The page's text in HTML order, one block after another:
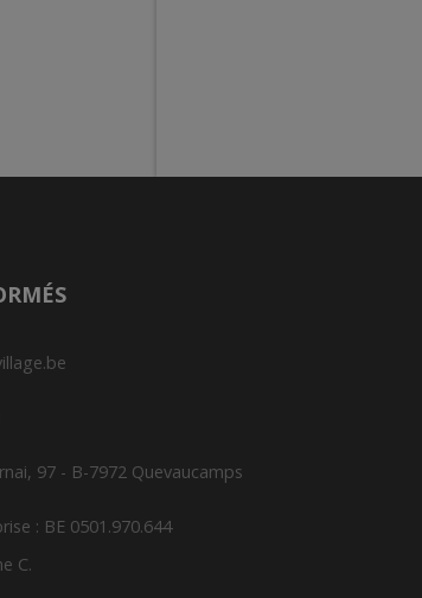
97 - B-7972 Quevaucamps
: BE 0501.970.644
C.